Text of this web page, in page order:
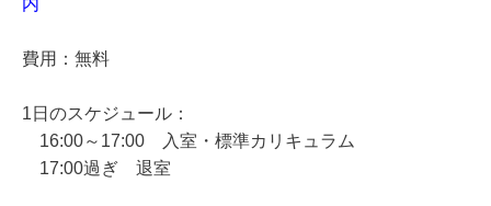
内
費用：無料
1日のスケジュール：
16:00～17:00 入室・標準カリキュラム
17:00過ぎ 退室